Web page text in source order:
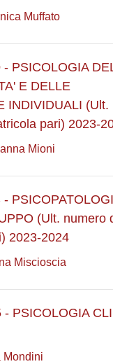
Muffato
- PSICOLOGIA
E DELLE
INDIVIDUALI (Ult.
pari) 2023-
Mioni
(Ult. numero
2023-2024
Miscioscia
- PSICOLOGIA
Mondini